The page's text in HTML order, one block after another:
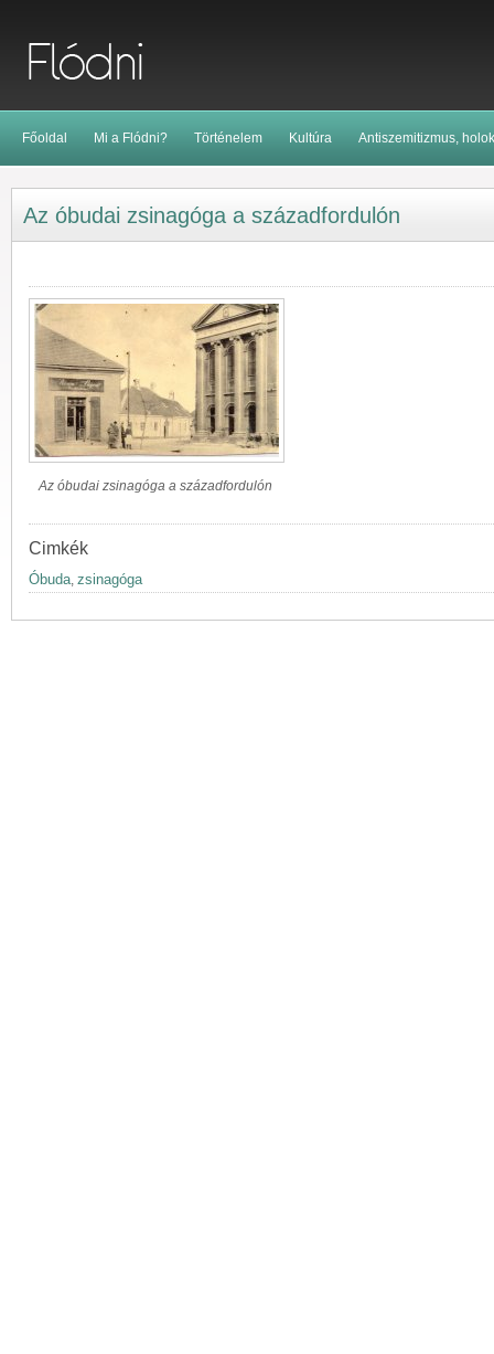
Főoldal Mi a Flódni? Történelem Kultúra Antiszemitizmus,
Az óbudai zsinagóga a századfordulón
Az óbudai zsinagóga a századfordulón
Cimkék
Óbuda, zsinagóga